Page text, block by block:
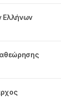
Ελλήνων